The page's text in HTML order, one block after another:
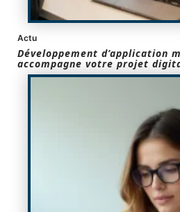
Actu
Développement d’application
accompagne votre projet